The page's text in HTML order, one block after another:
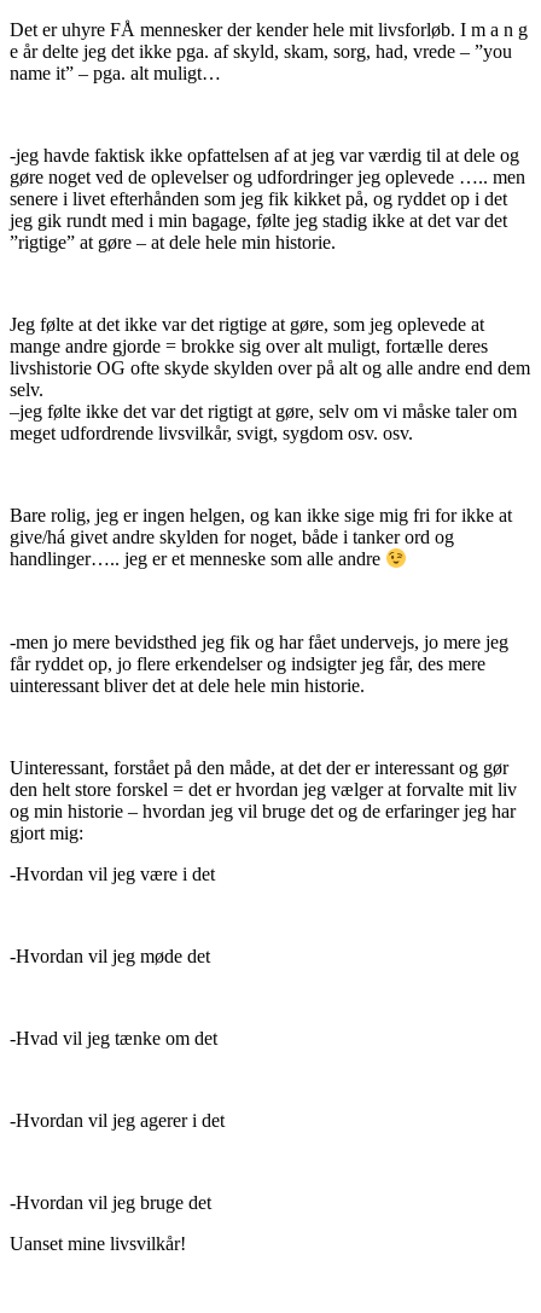
Det er uhyre FÅ mennesker der kender hele mit livsforløb. I m a n g
e år delte jeg det ikke pga. af skyld, skam, sorg, had, vrede – ”you
name it” – pga. alt muligt…
-jeg havde faktisk ikke opfattelsen af at jeg var værdig til at dele og
gøre noget ved de oplevelser og udfordringer jeg oplevede ….. men
senere i livet efterhånden som jeg fik kikket på, og ryddet op i det
jeg gik rundt med i min bagage, følte jeg stadig ikke at det var det
”rigtige” at gøre – at dele hele min historie.
Jeg følte at det ikke var det rigtige at gøre, som jeg oplevede at
mange andre gjorde = brokke sig over alt muligt, fortælle deres
livshistorie OG ofte skyde skylden over på alt og alle andre end dem
selv.
–jeg følte ikke det var det rigtigt at gøre, selv om vi måske taler om
meget udfordrende livsvilkår, svigt, sygdom osv. osv.
Bare rolig, jeg er ingen helgen, og kan ikke sige mig fri for ikke at
give/há givet andre skylden for noget, både i tanker ord og
handlinger….. jeg er et menneske som alle andre
-men jo mere bevidsthed jeg fik og har fået undervejs, jo mere jeg
får ryddet op, jo flere erkendelser og indsigter jeg får, des mere
uinteressant bliver det at dele hele min historie.
Uinteressant, forstået på den måde, at det der er interessant og gør
den helt store forskel = det er hvordan jeg vælger at forvalte mit liv
og min historie – hvordan jeg vil bruge det og de erfaringer jeg har
gjort mig:
-Hvordan vil jeg være i det
-Hvordan vil jeg møde det
-Hvad vil jeg tænke om det
-Hvordan vil jeg agerer i det
-Hvordan vil jeg bruge det
Uanset mine livsvilkår!